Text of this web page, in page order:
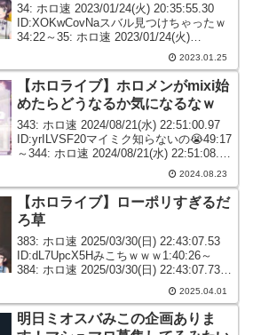
34: ホロ速 2023/01/24(火) 20:35:55.30
ID:XOKwCovNaスバル見つけちゃったｗ
34:22～35: ホロ速 2023/01/24(火)
20:36:04.37 ID:MR82d12P0あっ…36: ホ
2023.01.25
【ホロライブ】ホロメンがmixi始
めたらどうなるか気になるなｗ
343: ホロ速 2024/08/21(水) 22:51:00.97
ID:yrILVSF20マイミク知らないの😭49:17
～344: ホロ速 2024/08/21(水) 22:51:08.36
ID:z/ytlPxj0マイミク知らず！？3...2024.08.23
【ホロライブ】ローポリすぎるだ
ろ草
383: ホロ速 2025/03/30(日) 22:43:07.53
ID:dL7UpcX5Hみこちｗｗｗ1:40:26～
384: ホロ速 2025/03/30(日) 22:43:07.73
ID:oxSzaiUs0みこちのpcもう限界か？...
2025.04.01
明日ミオスバみこの企画ありま